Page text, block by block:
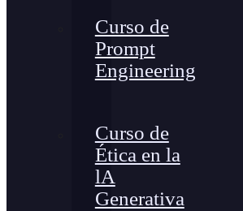
Curso de
Prompt
Engineering
Curso de
Ética en la
lA
Generativa